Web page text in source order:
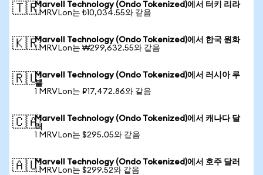
🇹🇷Marvell Technology (Ondo Tokenized)에서 터키 리라
1 MRVLon는 ₺10,034.55와 같음
🇰🇷Marvell Technology (Ondo Tokenized)에서 한국 원화
1 MRVLon는 ₩299,632.55와 같음
🇷🇺Marvell Technology (Ondo Tokenized)에서 러시아 루
블
1 MRVLon는 ₽17,472.86와 같음
🇨🇦Marvell Technology (Ondo Tokenized)에서 캐나다 달
러
1 MRVLon는 $295.05와 같음
🇦🇺Marvell Technology (Ondo Tokenized)에서 호주 달러
1 MRVLon는 $299.52와 같음